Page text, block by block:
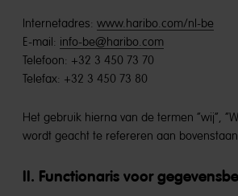
Internetadres: www.haribo.com/nl-be
E-mail: info-be@haribo.com
Telefoon: +32 3 450 73 70
Telefax: +32 3 450 73 80
Het gebruik hierna van de termen “wij”,
wordt geacht te refereren aan
II. Functionaris voor